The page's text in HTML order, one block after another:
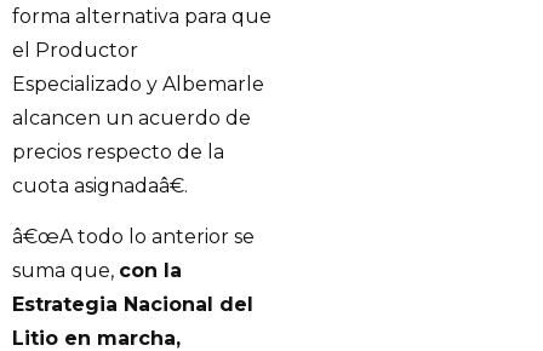
forma alternativa para que
el Productor
Especializado y Albemarle
alcancen un acuerdo de
precios respecto de la
cuota asignadaâ€.
â€œA todo lo anterior se
suma que, con la
Estrategia Nacional del
Litio en marcha,